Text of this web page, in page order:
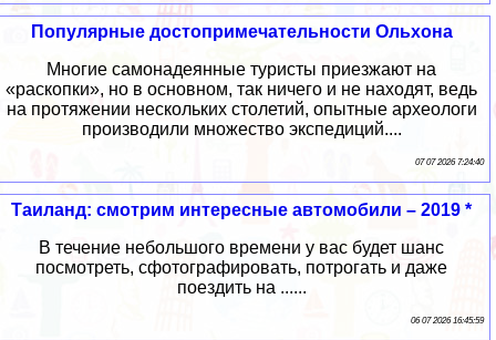
Популярные достопримечательности Ольхона
Многие самонадеянные туристы приезжают на
«раскопки», но в основном, так ничего и не находят, ведь
на протяжении нескольких столетий, опытные археологи
производили множество экспедиций....
07 07 2026 7:24:40
Таиланд: смотрим интересные автомобили – 2019 *
В течение небольшого времени у вас будет шанс
посмотреть, сфотографировать, потрогать и даже
поездить на ......
06 07 2026 16:45:59